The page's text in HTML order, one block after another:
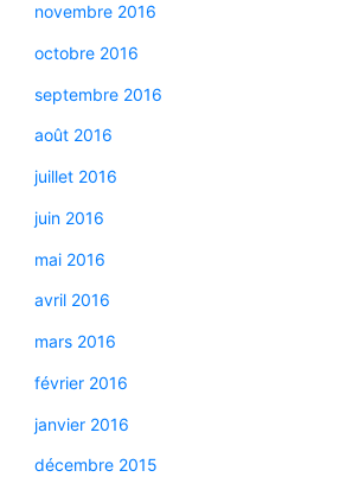
novembre 2016
octobre 2016
septembre 2016
août 2016
juillet 2016
juin 2016
mai 2016
avril 2016
mars 2016
février 2016
janvier 2016
décembre 2015